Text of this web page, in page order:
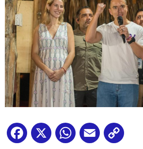
Facebook
X WhatsApp
Email